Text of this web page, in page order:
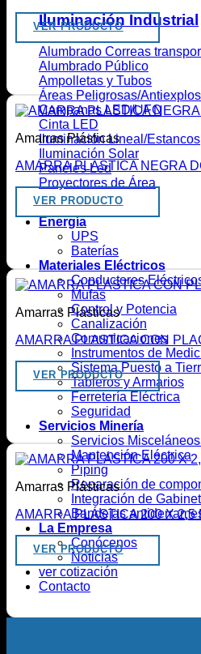
Iluminación Industrial
Alumbrado Correas
Alumbrado Público
Ampolletas y Tubos
Áreas Peligrosas/
Campanas LED/UFO
Cinta LED
Iluminación Lineal/Estancos
Iluminación Solar
Paneles Led
Proyectores de Área
Energía
UPS
Baterías
Materiales Eléctricos
Conductores
Mufas
Control y Potencia
Canalización
Comunicaciones
Instrumentos de
Sistema Puesto a
Tableros y Armarios
Ferretería Eléctrica
Seguridad
Servicios Minería
Servicios
Mantención Eléctrica
Piping
Reparación de
Integración de
Bandejas
La Empresa
Conócenos
Noticias
ver cotización
Contacto
VER PRODUCTO
Amarras Plásticas
AMARRA PLASTICA NEGRA
VER PRODUCTO
Amarras Plásticas
AMARRA PLASTICA CON
VER PRODUCTO
Amarras Plásticas
AMARRA PLÁSTICA 200 X 2,5
VER PRODUCTO